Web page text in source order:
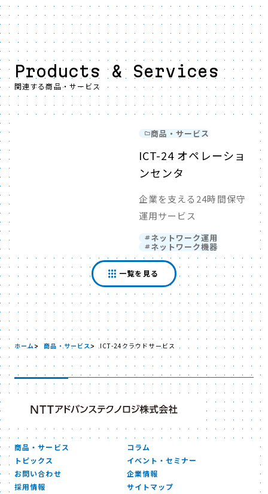
Products & Services
関連する商品・サービス
商品・サービス
ICT-24 オペレーショ
ンセンタ
企業を支える24時間保守
運用サービス
ネットワーク運用
ネットワーク機器
一覧を見る
ホーム 商品・サービス ICT-24クラウドサービス
商品・サービス
コラム
トピックス
イベント・セミナー
お問い合わせ
企業情報
採用情報
サイトマップ